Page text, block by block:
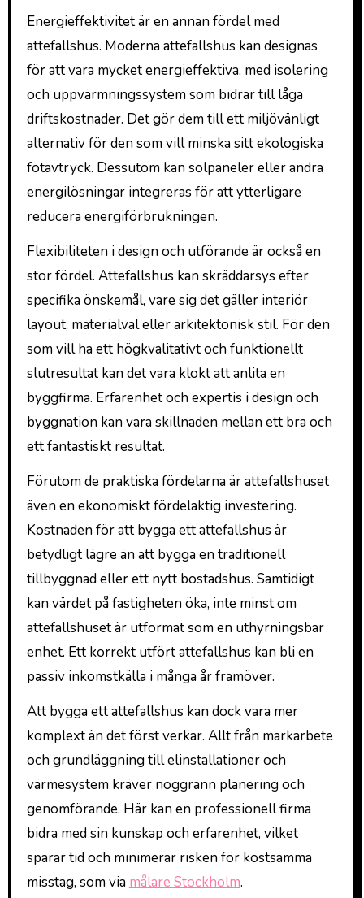
Energieffektivitet är en annan fördel med
attefallshus. Moderna attefallshus kan designas
för att vara mycket energieffektiva, med isolering
och uppvärmningssystem som bidrar till låga
driftskostnader. Det gör dem till ett miljövänligt
alternativ för den som vill minska sitt ekologiska
fotavtryck. Dessutom kan solpaneler eller andra
energilösningar integreras för att ytterligare
reducera energiförbrukningen.
Flexibiliteten i design och utförande är också en
stor fördel. Attefallshus kan skräddarsys efter
specifika önskemål, vare sig det gäller interiör
layout, materialval eller arkitektonisk stil. För den
som vill ha ett högkvalitativt och funktionellt
slutresultat kan det vara klokt att anlita en
byggfirma. Erfarenhet och expertis i design och
byggnation kan vara skillnaden mellan ett bra och
ett fantastiskt resultat.
Förutom de praktiska fördelarna är attefallshuset
även en ekonomiskt fördelaktig investering.
Kostnaden för att bygga ett attefallshus är
betydligt lägre än att bygga en traditionell
tillbyggnad eller ett nytt bostadshus. Samtidigt
kan värdet på fastigheten öka, inte minst om
attefallshuset är utformat som en uthyrningsbar
enhet. Ett korrekt utfört attefallshus kan bli en
passiv inkomstkälla i många år framöver.
Att bygga ett attefallshus kan dock vara mer
komplext än det först verkar. Allt från markarbete
och grundläggning till elinstallationer och
värmesystem kräver noggrann planering och
genomförande. Här kan en professionell firma
bidra med sin kunskap och erfarenhet, vilket
sparar tid och minimerar risken för kostsamma
misstag, som via målare Stockholm.